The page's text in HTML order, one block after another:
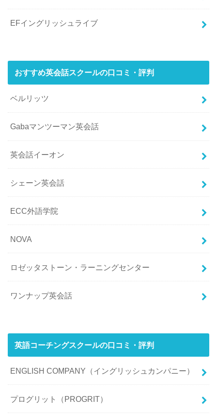
EFイングリッシュライブ
おすすめ英会話スクールの口コミ・評判
ベルリッツ
Gabaマンツーマン英会話
英会話イーオン
シェーン英会話
ECC外語学院
NOVA
ロゼッタストーン・ラーニングセンター
ワンナップ英会話
英語コーチングスクールの口コミ・評判
ENGLISH COMPANY（イングリッシュカンパニー）
プログリット（PROGRIT）